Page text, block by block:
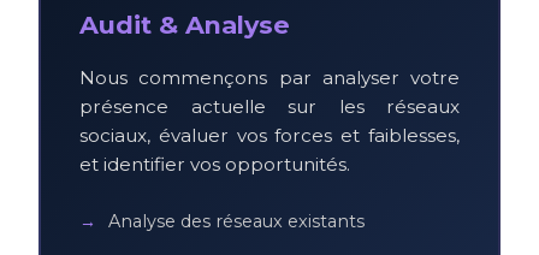
Audit & Analyse
Nous commençons par analyser votre
présence actuelle sur les réseaux
sociaux, évaluer vos forces et faiblesses,
et identifier vos opportunités.
Analyse des réseaux existants